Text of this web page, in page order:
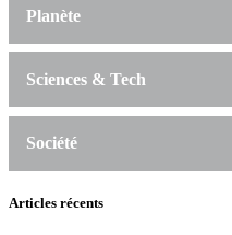
Planète
Sciences & Tech
Société
Articles récents